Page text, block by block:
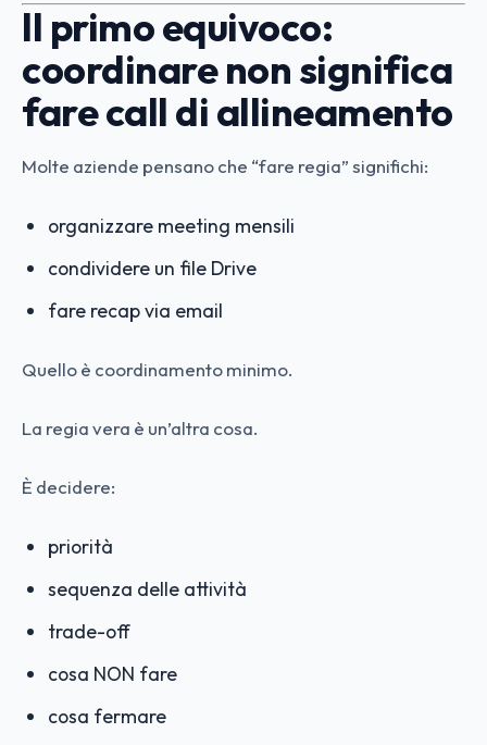
Il primo equivoco:
coordinare non significa
fare call di allineamento
Molte aziende pensano che “fare regia” significhi:
organizzare meeting mensili
condividere un file Drive
fare recap via email
Quello è coordinamento minimo.
La regia vera è un’altra cosa.
È decidere:
priorità
sequenza delle attività
trade-off
cosa NON fare
cosa fermare